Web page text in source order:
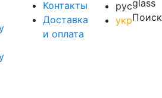
Контакты
Доставка
и оплата
рус
укрПоиск